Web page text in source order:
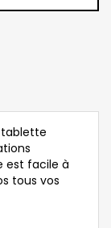
est facile à
tous vos